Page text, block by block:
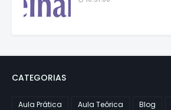
CATEGORIAS
Aula Prática Aula Teórica Blog